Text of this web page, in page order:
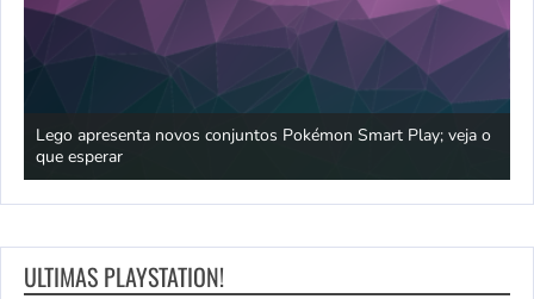
Lego apresenta novos conjuntos Pokémon Smart Play; veja o
que esperar
ULTIMAS PLAYSTATION!